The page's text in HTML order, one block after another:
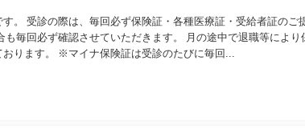
。 受診の際は、毎回必ず保険証・各種医療証・受給者証のご
毎回必ず確認させていただきます。 月の途中で退職等により
ります。 ※マイナ保険証は受診のたびに毎回...